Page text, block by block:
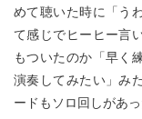
めて聴いた時に「う
て感じでヒーヒー言
もついたのか「早く
演奏してみたい」み
ードもソロ回しがあ